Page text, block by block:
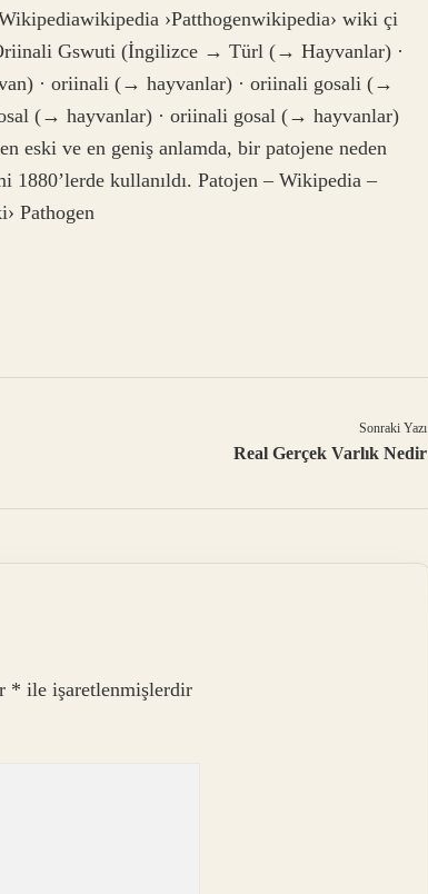
›Patthogenwikipedia› wiki çi
Gswuti (İngilizce → Türl (→ Hayvanlar) ·
· oriinali (→ hayvanlar) · oriinali gosali (→
(→ hayvanlar) · oriinali gosal (→ hayvanlar)
eski ve en geniş anlamda, bir patojene neden
kullanıldı. Patojen – Wikipedia –
Pathogen
Sonraki Yazı
Real Gerçek Varlık Nedir
* ile işaretlenmişlerdir